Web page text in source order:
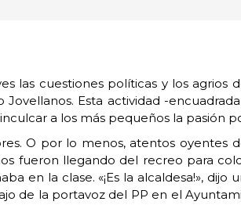
las cuestiones políticas y los
Esta actividad -
a los más pequeños la pasión
O por lo menos, atentos
fueron llegando del recreo para
en la clase. «¡Es la alcaldesa!», dijo
de la portavoz del PP en el